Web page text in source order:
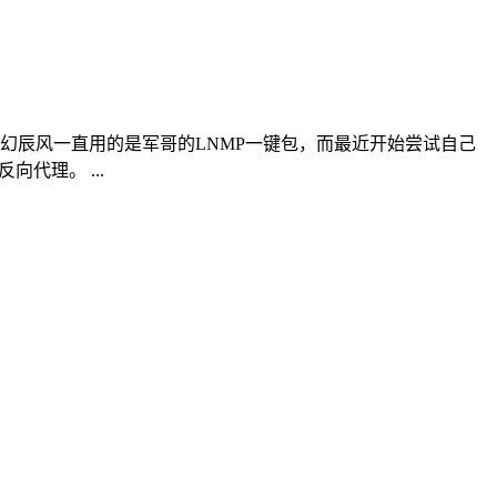
辰风一直用的是军哥的LNMP一键包，而最近开始尝试自己
向代理。 ...